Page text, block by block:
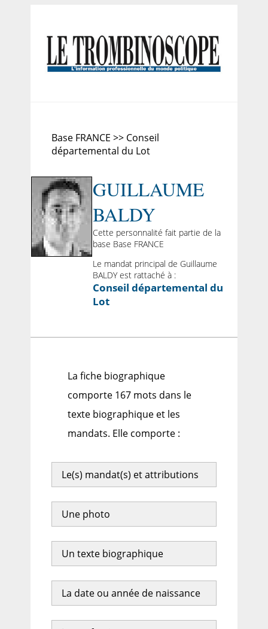
Base FRANCE >> Conseil
départemental du Lot
GUILLAUME
BALDY
Cette personnalité fait partie de la
base Base FRANCE
Le mandat principal de Guillaume
BALDY est rattaché à :
Conseil départemental du
Lot
La fiche biographique
comporte 167 mots dans le
texte biographique et les
mandats. Elle comporte :
Le(s) mandat(s) et attributions
Une photo
Un texte biographique
La date ou année de naissance